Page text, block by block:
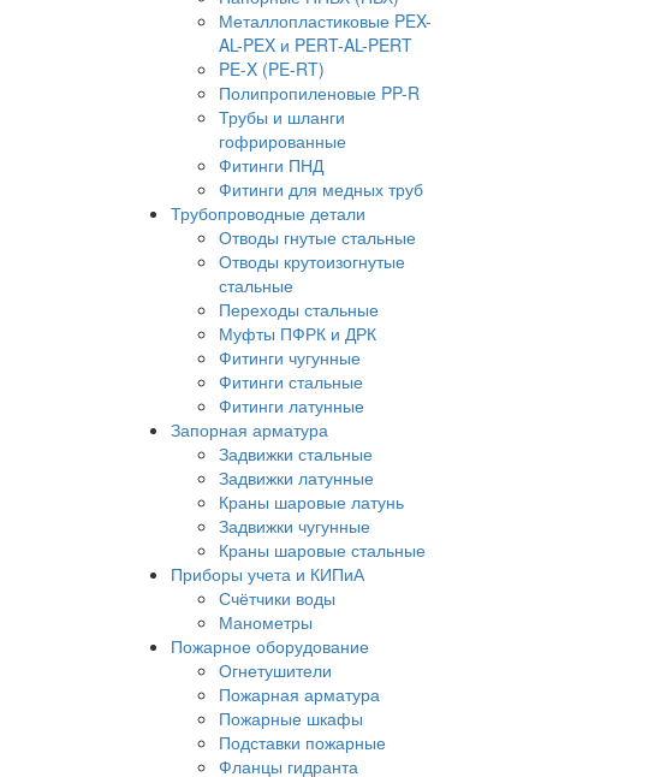
Металлопластиковые PEX-
AL-PEX и PERT-AL-PERT
PE-X (PE-RT)
Полипропиленовые PP-R
Трубы и шланги
гофрированные
Фитинги ПНД
Фитинги для медных труб
Трубопроводные детали
Отводы гнутые стальные
Отводы крутоизогнутые
стальные
Переходы стальные
Муфты ПФРК и ДРК
Фитинги чугунные
Фитинги стальные
Фитинги латунные
Запорная арматура
Задвижки стальные
Задвижки латунные
Краны шаровые латунь
Задвижки чугунные
Краны шаровые стальные
Приборы учета и КИПиА
Счётчики воды
Манометры
Пожарное оборудование
Огнетушители
Пожарная арматура
Пожарные шкафы
Подставки пожарные
Фланцы гидранта